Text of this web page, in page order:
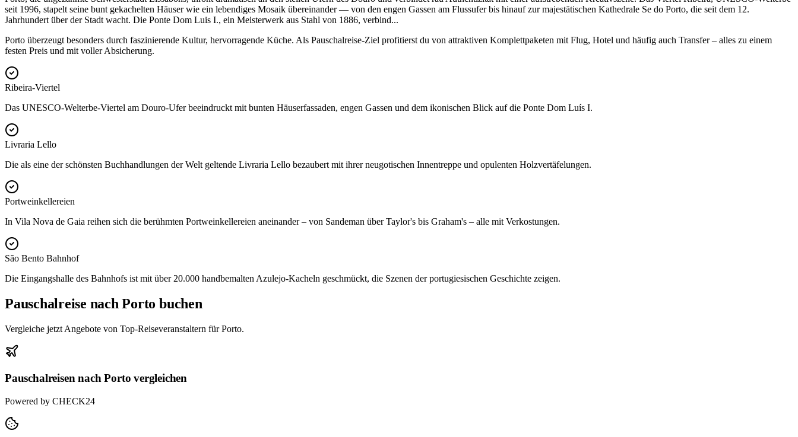
seit 1996, stapelt seine bunt gekachelten Häuser wie ein lebendiges Mosaik übereinander — von den engen Gassen am Flussufer bis hinauf zur majestätischen Kathedrale Se do Porto, die seit dem 12.
Jahrhundert über der Stadt wacht. Die Ponte Dom Luis I., ein Meisterwerk aus Stahl von 1886, verbind...
Porto überzeugt besonders durch faszinierende Kultur, hervorragende Küche. Als Pauschalreise-Ziel profitierst du von attraktiven Komplettpaketen mit Flug, Hotel und häufig auch Transfer – alles zu einem
festen Preis und mit voller Absicherung.
Ribeira-Viertel
Das UNESCO-Welterbe-Viertel am Douro-Ufer beeindruckt mit bunten Häuserfassaden, engen Gassen und dem ikonischen Blick auf die Ponte Dom Luís I.
Livraria Lello
Die als eine der schönsten Buchhandlungen der Welt geltende Livraria Lello bezaubert mit ihrer neugotischen Innentreppe und opulenten Holzvertäfelungen.
Portweinkellereien
In Vila Nova de Gaia reihen sich die berühmten Portweinkellereien aneinander – von Sandeman über Taylor's bis Graham's – alle mit Verkostungen.
São Bento Bahnhof
Die Eingangshalle des Bahnhofs ist mit über 20.000 handbemalten Azulejo-Kacheln geschmückt, die Szenen der portugiesischen Geschichte zeigen.
Pauschalreise nach Porto buchen
Vergleiche jetzt Angebote von Top-Reiseveranstaltern für Porto.
Pauschalreisen nach Porto vergleichen
Powered by CHECK24